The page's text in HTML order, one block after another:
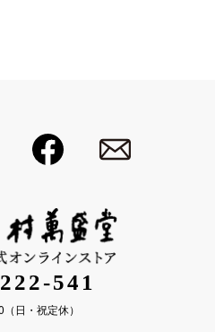
541
日・祝定休）